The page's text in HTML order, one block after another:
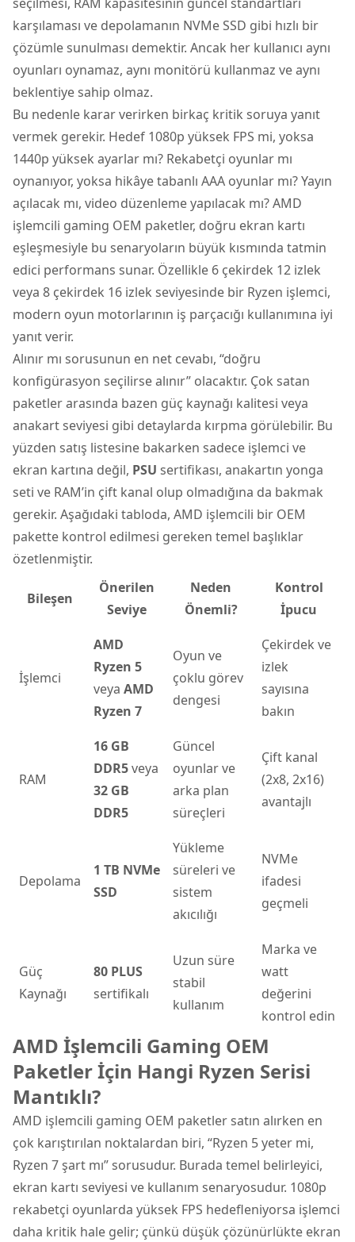
karşılaması ve depolamanın NVMe SSD gibi hızlı bir
çözümle sunulması demektir. Ancak her kullanıcı aynı
oyunları oynamaz, aynı monitörü kullanmaz ve aynı
beklentiye sahip olmaz.
Bu nedenle karar verirken birkaç kritik soruya yanıt
vermek gerekir. Hedef 1080p yüksek FPS mi, yoksa
1440p yüksek ayarlar mı? Rekabetçi oyunlar mı
oynanıyor, yoksa hikâye tabanlı AAA oyunlar mı? Yayın
açılacak mı, video düzenleme yapılacak mı? AMD
işlemcili gaming OEM paketler, doğru ekran kartı
eşleşmesiyle bu senaryoların büyük kısmında tatmin
edici performans sunar. Özellikle 6 çekirdek 12 izlek
veya 8 çekirdek 16 izlek seviyesinde bir Ryzen işlemci,
modern oyun motorlarının iş parçacığı kullanımına iyi
yanıt verir.
Alınır mı sorusunun en net cevabı, “doğru
konfigürasyon seçilirse alınır” olacaktır. Çok satan
paketler arasında bazen güç kaynağı kalitesi veya
anakart seviyesi gibi detaylarda kırpma görülebilir. Bu
yüzden satış listesine bakarken sadece işlemci ve
ekran kartına değil, PSU sertifikası, anakartın yonga
seti ve RAM’in çift kanal olup olmadığına da bakmak
gerekir. Aşağıdaki tabloda, AMD işlemcili bir OEM
pakette kontrol edilmesi gereken temel başlıklar
özetlenmiştir.
Bileşen
Önerilen
Seviye
Neden
Önemli?
Kontrol
İpucu
İşlemci
AMD
Ryzen 5
veya AMD
Ryzen 7
Oyun ve
çoklu görev
dengesi
Çekirdek ve
izlek
sayısına
bakın
RAM
16 GB
DDR5veya
32 GB
DDR5
Güncel
oyunlar ve
arka plan
süreçleri
Çift kanal
(2x8, 2x16)
avantajlı
Depolama
1 TB NVMe
SSD
Yükleme
süreleri ve
sistem
akıcılığı
NVMe
ifadesi
geçmeli
Güç
Kaynağı
80 PLUS
sertifikalı
Uzun süre
stabil
kullanım
Marka ve
watt
değerini
kontrol edin
AMD İşlemcili Gaming OEM
Paketler İçin Hangi Ryzen Serisi
Mantıklı?
AMD işlemcili gaming OEM paketler satın alırken en
çok karıştırılan noktalardan biri, “Ryzen 5 yeter mi,
Ryzen 7 şart mı” sorusudur. Burada temel belirleyici,
ekran kartı seviyesi ve kullanım senaryosudur. 1080p
rekabetçi oyunlarda yüksek FPS hedefleniyorsa işlemci
daha kritik hale gelir; çünkü düşük çözünürlükte ekran